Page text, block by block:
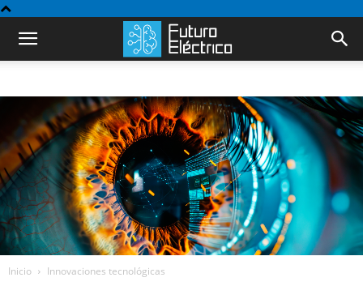
Inicio Innovaciones tecnológicas